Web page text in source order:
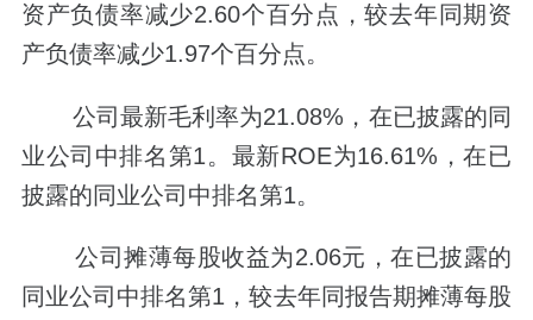
资产负债率减少2.60个百分点，较去年同期资
产负债率减少1.97个百分点。
公司最新毛利率为21.08%，在已披露的同
业公司中排名第1。最新ROE为16.61%，在已
披露的同业公司中排名第1。
公司摊薄每股收益为2.06元，在已披露的
同业公司中排名第1，较去年同报告期摊薄每股